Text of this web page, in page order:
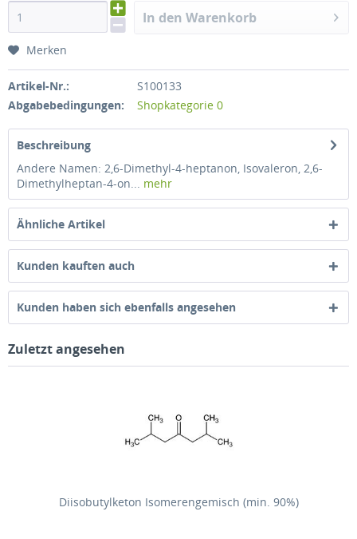
In den Warenkorb
Merken
Artikel-Nr.:
S100133
Abgabebedingungen:
Shopkategorie 0
Beschreibung
Andere Namen: 2,6-Dimethyl-4-heptanon, Isovaleron, 2,6-
Dimethylheptan-4-on... mehr
Ähnliche Artikel
Kunden kauften auch
Kunden haben sich ebenfalls angesehen
Zuletzt angesehen
Diisobutylketon Isomerengemisch (min. 90%)